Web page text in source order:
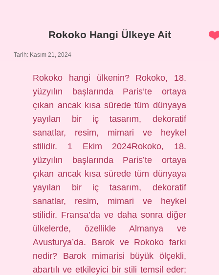
Rokoko Hangi Ülkeye Ait
Tarih: Kasım 21, 2024
Rokoko hangi ülkenin? Rokoko, 18.
yüzyılın başlarında Paris’te ortaya
çıkan ancak kısa sürede tüm dünyaya
yayılan bir iç tasarım, dekoratif
sanatlar, resim, mimari ve heykel
stilidir. 1 Ekim 2024Rokoko, 18.
yüzyılın başlarında Paris’te ortaya
çıkan ancak kısa sürede tüm dünyaya
yayılan bir iç tasarım, dekoratif
sanatlar, resim, mimari ve heykel
stilidir. Fransa’da ve daha sonra diğer
ülkelerde, özellikle Almanya ve
Avusturya’da. Barok ve Rokoko farkı
nedir? Barok mimarisi büyük ölçekli,
abartılı ve etkileyici bir stili temsil eder;